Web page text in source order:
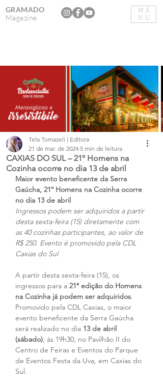
ME
NU
GRAMADO
Magazine
CAXIAS DO SUL – 21º Homens na
Cozinha ocorre no dia 13 de abril
Tela Tomazeli | Editora
21 de mar. de 2024 5 min de leitura
Maior evento beneficente da Serra
Gaúcha, 21º Homens na Cozinha ocorre
no dia 13 de abril
Ingressos podem ser adquiridos a partir
desta sexta-feira (15) diretamente com
as 40 cozinhas participantes, ao valor de
R$ 250. Evento é promovido pela CDL
Caxias do Sul
A partir desta sexta-feira (15), os
ingressos para a 21ª edição do Homens
na Cozinha já podem ser adquiridos.
Promovido pela CDL Caxias, o maior
evento beneficente da Serra Gaúcha
será realizado no dia 13 de abril
(sábado), às 19h30, no Pavilhão II do
Centro de Feiras e Eventos do Parque
de Eventos Festa da Uva, em Caxias do
Sul.